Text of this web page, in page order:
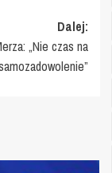
Dalej:
„Nie czas na